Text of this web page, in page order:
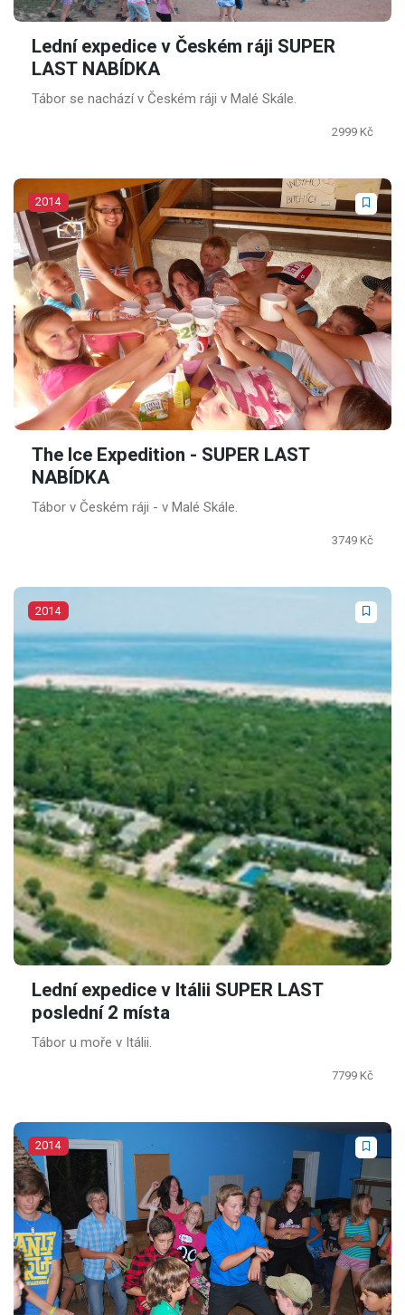
Lední expedice v Českém ráji SUPER
LAST NABÍDKA
Tábor se nachází v Českém ráji v Malé Skále.
2999 Kč
2014
The Ice Expedition - SUPER LAST
NABÍDKA
Tábor v Českém ráji - v Malé Skále.
3749 Kč
2014
Lední expedice v Itálii SUPER LAST
poslední 2 místa
Tábor u moře v Itálii.
7799 Kč
2014